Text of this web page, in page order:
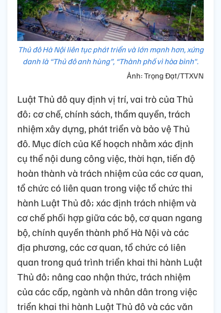
Thủ đô Hà Nội liên tục phát triển và lớn mạnh hơn, xứng
danh là “Thủ đô anh hùng”, “Thành phố vì hòa bình".
Ảnh: Trọng Đạt/TTXVN
Luật Thủ đô quy định vị trí, vai trò của Thủ
đô; cơ chế, chính sách, thẩm quyền, trách
nhiệm xây dựng, phát triển và bảo vệ Thủ
đô. Mục đích của Kế hoạch nhằm xác định
cụ thể nội dung công việc, thời hạn, tiến độ
hoàn thành và trách nhiệm của các cơ quan,
tổ chức có liên quan trong việc tổ chức thi
hành Luật Thủ đô; xác định trách nhiệm và
cơ chế phối hợp giữa các bộ, cơ quan ngang
bộ, chính quyền thành phố Hà Nội và các
địa phương, các cơ quan, tổ chức có liên
quan trong quá trình triển khai thi hành Luật
Thủ đô; nâng cao nhận thức, trách nhiệm
của các cấp, ngành và nhân dân trong việc
triển khai thi hành Luật Thủ đô và các văn